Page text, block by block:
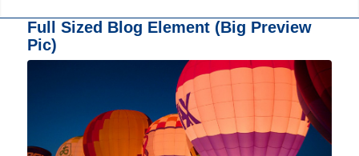
Full Sized Blog Element (Big Preview
Pic)